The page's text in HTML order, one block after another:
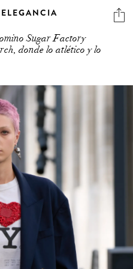
Sugar Factory
donde lo atlético y lo